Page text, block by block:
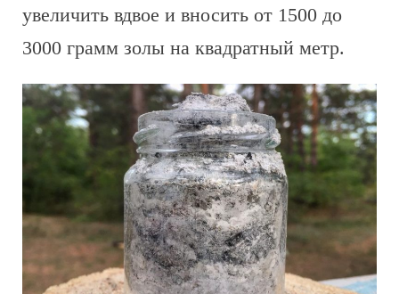
увеличить вдвое и вносить от 1500 до
3000 грамм золы на квадратный метр.